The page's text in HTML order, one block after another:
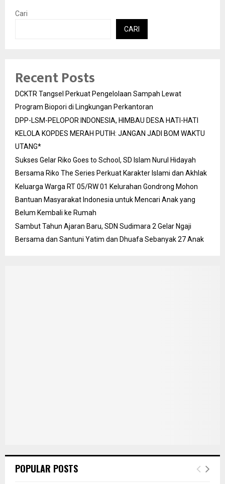
DPP-LSM-PELOPOR INDONESIA, HIMBAU DESA HATI-HATI
KELOLA KOPDES MERAH PUTIH: JANGAN JADI BOM WAKTU
UTANG*
Sukses Gelar Riko Goes to School, SD Islam Nurul Hidayah
Bersama Riko The Series Perkuat Karakter Islami dan Akhlak
Keluarga Warga RT 05/RW 01 Kelurahan Gondrong Mohon
Bantuan Masyarakat Indonesia untuk Mencari Anak yang
Belum Kembali ke Rumah
Sambut Tahun Ajaran Baru, SDN Sudimara 2 Gelar Ngaji
Bersama dan Santuni Yatim dan Dhuafa Sebanyak 27 Anak